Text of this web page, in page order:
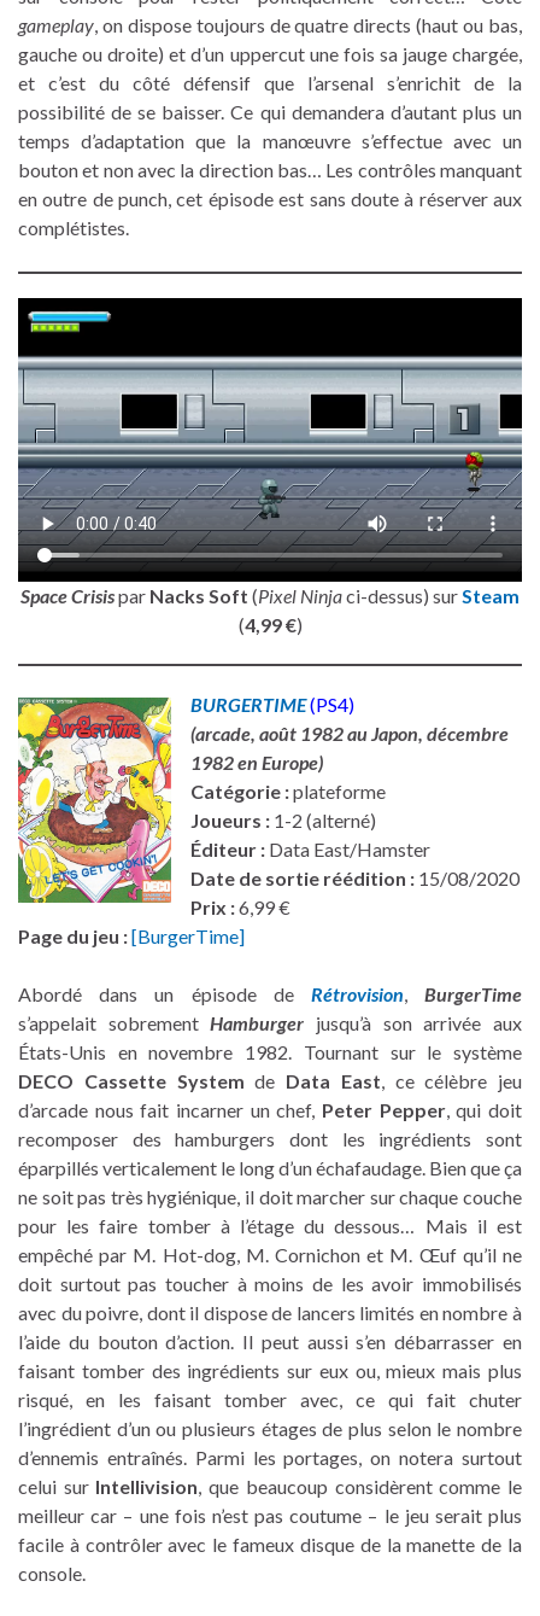
gameplay, on dispose toujours de quatre directs (haut ou bas,
gauche ou droite) et d’un uppercut une fois sa jauge chargée,
et c’est du côté défensif que l’arsenal s’enrichit de la
possibilité de se baisser. Ce qui demandera d’autant plus un
temps d’adaptation que la manœuvre s’effectue avec un
bouton et non avec la direction bas… Les contrôles manquant
en outre de punch, cet épisode est sans doute à réserver aux
complétistes.
Space Crisispar Nacks Soft (Pixel Ninjaci-dessus) surSteam
(4,99 €)
BURGERTIME(PS4)
(arcade, août 1982 au Japon, décembre
1982 en Europe)
Catégorie :plateforme
Joueurs : 1-2 (alterné)
Éditeur : Data East/Hamster
Date de sortie réédition : 15/08/2020
Prix :6,99 €
Page du jeu :[BurgerTime]
Abordé dans un épisode de Rétrovision,BurgerTime
s’appelait sobrementHamburger jusqu’à son arrivée aux
États-Unis en novembre 1982. Tournant sur le système
DECO Cassette System de Data East, ce célèbre jeu
d’arcade nous fait incarner un chef, Peter Pepper, qui doit
recomposer des hamburgers dont les ingrédients sont
éparpillés verticalement le long d’un échafaudage. Bien que ça
ne soit pas très hygiénique, il doit marcher sur chaque couche
pour les faire tomber à l’étage du dessous… Mais il est
empêché par M. Hot-dog, M. Cornichon et M. Œuf qu’il ne
doit surtout pas toucher à moins de les avoir immobilisés
avec du poivre, dont il dispose de lancers limités en nombre à
l’aide du bouton d’action. Il peut aussi s’en débarrasser en
faisant tomber des ingrédients sur eux ou, mieux mais plus
risqué, en les faisant tomber avec, ce qui fait chuter
l’ingrédient d’un ou plusieurs étages de plus selon le nombre
d’ennemis entraînés. Parmi les portages, on notera surtout
celui sur Intellivision, que beaucoup considèrent comme le
meilleur car – une fois n’est pas coutume – le jeu serait plus
facile à contrôler avec le fameux disque de la manette de la
console.